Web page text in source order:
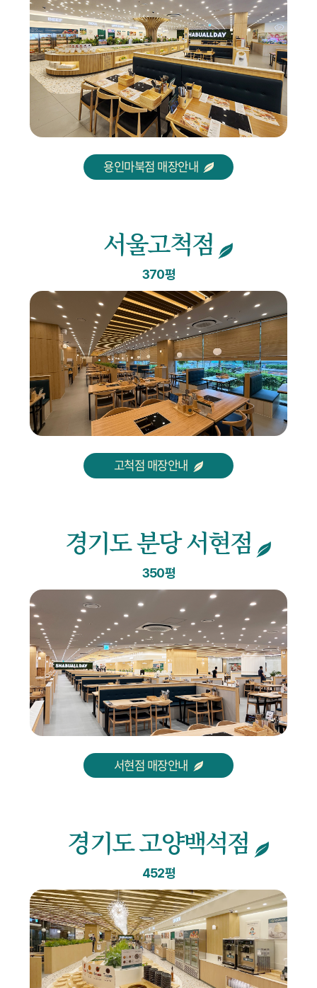
용인마북점 매장안내
서울고척점
370평
고척점 매장안내
경기도 분당 서현점
350평
서현점 매장안내
경기도 고양백석점
452평